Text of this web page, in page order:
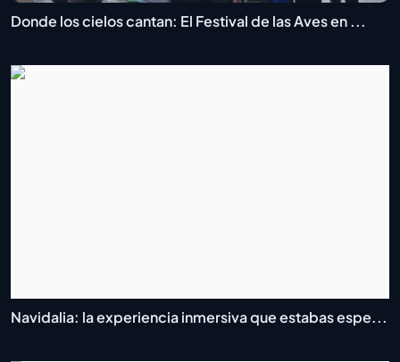
Donde los cielos cantan: El Festival de las Aves en ...
Navidalia: la experiencia inmersiva que estabas espe...